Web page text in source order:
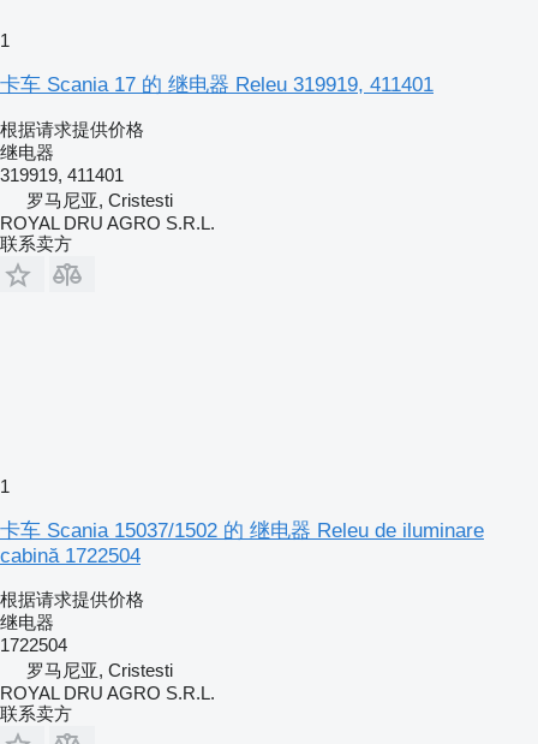
1
卡车 Scania 17 的 继电器 Releu 319919, 411401
根据请求提供价格
继电器
319919, 411401
罗马尼亚, Cristesti
ROYAL DRU AGRO S.R.L.
联系卖方
1
卡车 Scania 15037/1502 的 继电器 Releu de iluminare
cabină 1722504
根据请求提供价格
继电器
1722504
罗马尼亚, Cristesti
ROYAL DRU AGRO S.R.L.
联系卖方